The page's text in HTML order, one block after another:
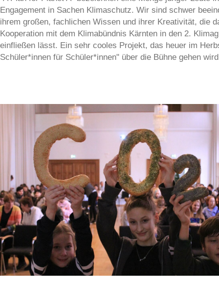
Engagement in Sachen Klimaschutz. Wir sind schwer
ihrem großen, fachlichen Wissen und ihrer Kreativität, die
Kooperation mit dem Klimabündnis Kärnten in den 2.
einfließen lässt. Ein sehr cooles Projekt, das heuer im
Schüler*innen für Schüler*innen" über die Bühne gehen